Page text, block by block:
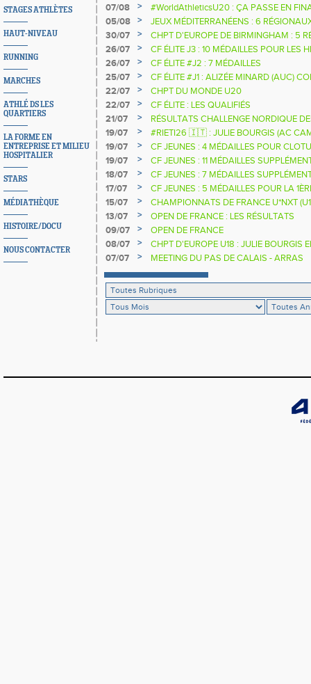
STAGES ATHLÈTES
HAUT-NIVEAU
RUNNING
MARCHES
ATHLÉ DS LES
QUARTIERS
LA FORME EN
ENTREPRISE ET MILIEU
HOSPITALIER
STARS
MÉDIATHÈQUE
HISTOIRE/DOCU
NOUS CONTACTER
07/08
>
#WorldAthleticsU20 : ÇA PASSE EN
SAUTEURS
05/08 >
JEUX MÉDITERRANÉENS : 6
30/07
>
CHPT D'EUROPE DE BIRMINGHAM : 5
26/07
>
CF ÉLITE J3 : 10 MÉDAILLES POUR LES
26/07
>
CF ÉLITE #J2 : 7 MÉDAILLES
25/07
>
CF ÉLITE #J1 : ALIZÉE MINARD (AUC)
NATIONALE
22/07 >
CHPT DU MONDE U20
22/07
>
CF ÉLITE : LES QUALIFIÉS
21/07
>
RÉSULTATS CHALLENGE NORDIQUE
2025 2026
19/07 >
#RIETI26 🇮🇹 : JULIE BOURGIS (AC
D'EUROPE U18 DE LA PERCHE
19/07 >
CF JEUNES : 4 MÉDAILLES POUR
19/07
>
CF JEUNES : 11 MÉDAILLES
18/07
>
CF JEUNES : 7 MÉDAILLES
17/07
>
CF JEUNES : 5 MÉDAILLES POUR LA
15/07
>
CHAMPIONNATS DE FRANCE U*NXT
13/07
>
OPEN DE FRANCE : LES RÉSULTATS
09/07
>
OPEN DE FRANCE
08/07
>
CHPT D'EUROPE U18 : JULIE BOURGIS
07/07
> MEETING DU PAS DE CALAIS - ARRAS